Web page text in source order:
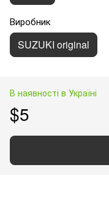
Виробник
SUZUKI original
В наявності в Україні
$5